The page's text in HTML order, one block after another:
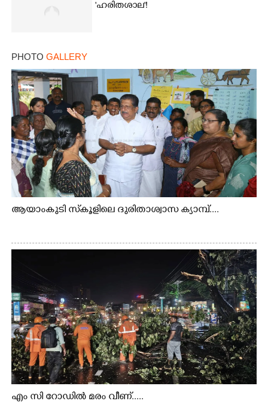
'ഹരിതശാല'!
PHOTO GALLERY
ആയാംകുടി സ്‌കൂളിലെ ദുരിതാശ്വാസ ക്യാമ്പ്....
എം സി റോഡിൽ മരം വീണ്.....